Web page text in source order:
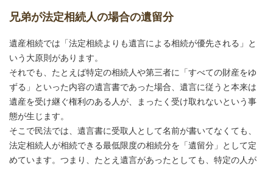
兄弟が法定相続人の場合の遺留分
遺産相続では「法定相続よりも遺言による相続が優先される」と
いう大原則があります。
それでも、たとえば特定の相続人や第三者に「すべての財産をゆ
ずる」といった内容の遺言書であった場合、遺言に従うと本来は
遺産を受け継ぐ権利のある人が、まったく受け取れないという事
態が生じます。
そこで民法では、遺言書に受取人として名前が書いてなくても、
法定相続人が相続できる最低限度の相続分を「遺留分」として定
めています。つまり、たとえ遺言があったとしても、特定の人が